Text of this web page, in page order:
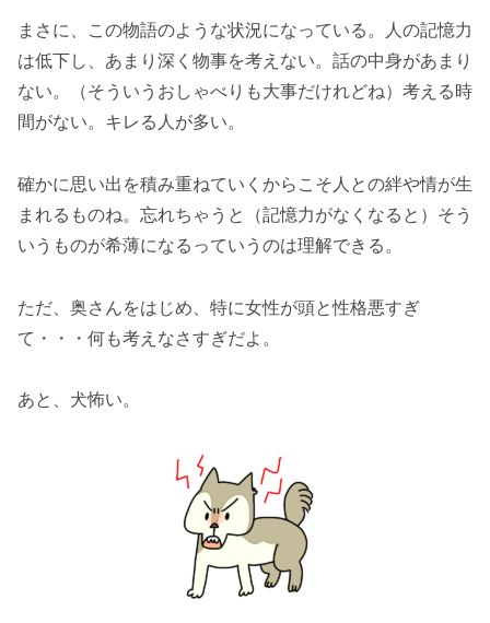
まさに、この物語のような状況になっている。人の記憶力
は低下し、あまり深く物事を考えない。話の中身があまり
ない。（そういうおしゃべりも大事だけれどね）考える時
間がない。キレる人が多い。
確かに思い出を積み重ねていくからこそ人との絆や情が生
まれるものね。忘れちゃうと（記憶力がなくなると）そう
いうものが希薄になるっていうのは理解できる。
ただ、奥さんをはじめ、特に女性が頭と性格悪すぎ
て・・・何も考えなさすぎだよ。
あと、犬怖い。